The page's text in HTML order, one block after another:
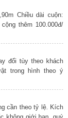
Chiều dài cuộn:
thêm 100.000đ/
đổi tùy theo khách
trong hình theo ý
cần theo tỷ lệ. Kích
không giới hạn, quý